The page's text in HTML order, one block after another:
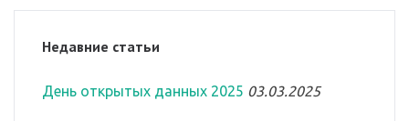
Недавние статьи
День открытых данных 2025 03.03.2025